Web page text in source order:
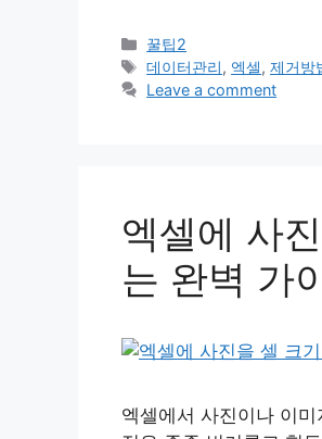
Categories
꿀팁2
Tags
데이터관리, 엑셀,제거방
Leave a comment
엑셀에 사
는 완벽 가
엑셀에서 사진이나 이